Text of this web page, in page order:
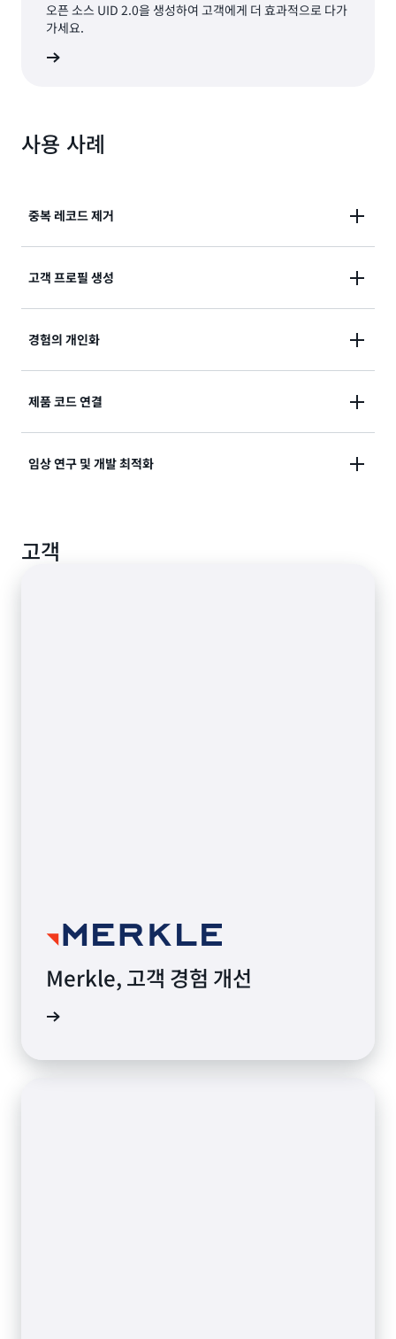
오픈 소스 UID 2.0을 생성하여 고객에게 더 효과적으로 다가
가세요.
사용 사례
중복 레코드 제거
인공 지능(AI) 모델 훈련을 위해 데이터를 준비하고, 비
즈니스 성과를 개선하세요.
고객 프로필 생성
사용하여 다양한 고객 상호 작용을 단일 프로필에 연결
하여 인사이트를 생성하고 잠재 고객을 식별하세요.
경험의 개인화
램, 전자상거래 전반에 걸쳐 통합된 인사이트를 적용하
여 관련성이 더 높은 경험을 제공합니다.
제품 코드 연결
SKU, UPC 또는 독점 제품 ID를 통합된 제품 레코드에
임상 연구 및 개발 최적화
를 식별하며 인사이트를 추출하여 더 빠른 결과를 얻을
수 있습니다.
고객
Merkle, 고객 경험 개선